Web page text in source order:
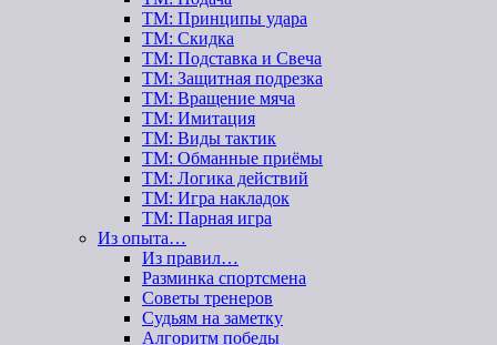
ТМ: Принципы удара
ТМ: Скидка
ТМ: Подставка и Свеча
ТМ: Защитная подрезка
ТМ: Вращение мяча
ТМ: Имитация
ТМ: Виды тактик
ТМ: Обманные приёмы
ТМ: Логика действий
ТМ: Игра накладок
ТМ: Парная игра
Из опыта…
Из правил…
Разминка спортсмена
Советы тренеров
Судьям на заметку
Алгоритм победы